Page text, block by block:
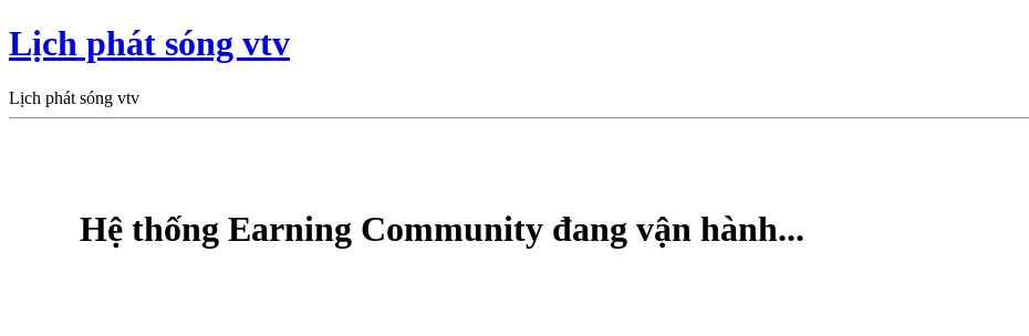
Lịch phát sóng vtv
Lịch phát sóng vtv
Hệ thống Earning Community đang vận hành...